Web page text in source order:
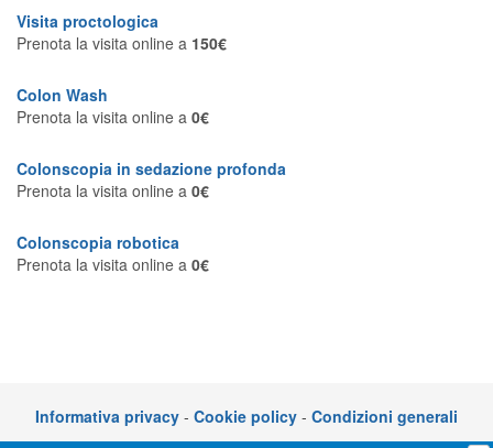
Visita proctologica
Prenota la visita online a 150€
Colon Wash
Prenota la visita online a 0€
Colonscopia in sedazione profonda
Prenota la visita online a 0€
Colonscopia robotica
Prenota la visita online a 0€
Informativa privacy - Cookie policy - Condizioni generali